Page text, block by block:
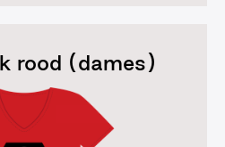
rood (dames)